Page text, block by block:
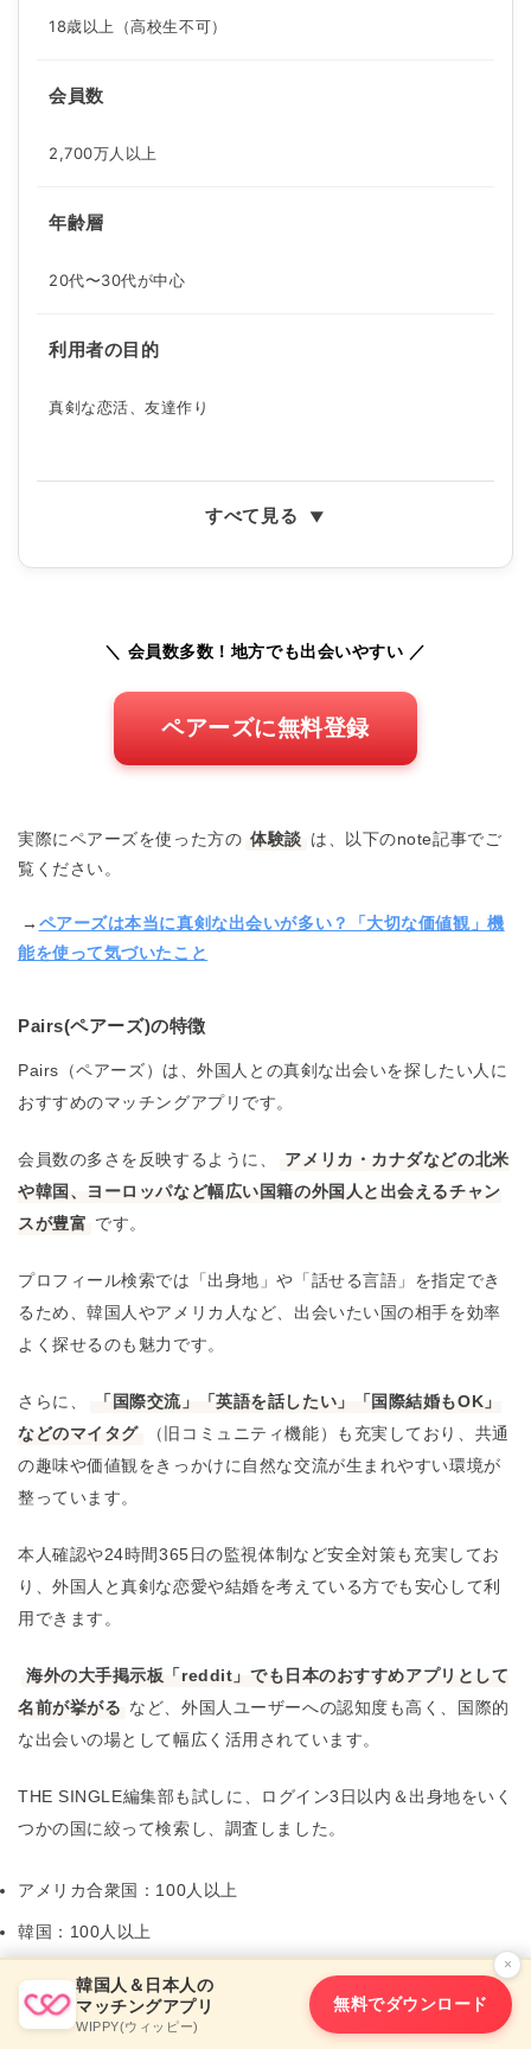
18歳以上（高校生不可）
会員数
2,700万人以上
年齢層
20代〜30代が中心
利用者の目的
真剣な恋活、友達作り
すべて見る
＼ 会員数多数！地方でも出会いやすい ／
ペアーズに無料登録
実際にペアーズを使った方の 体験談 は、以下のnote記事でご
覧ください。
→ ペアーズは本当に真剣な出会いが多い？「大切な価値観」機
能を使って気づいたこと
Pairs(ペアーズ)の特徴
Pairs（ペアーズ）は、外国人との真剣な出会いを探したい人に
おすすめのマッチングアプリです。
会員数の多さを反映するように、
アメリカ・カナダなどの北米
や韓国、ヨーロッパなど幅広い国籍の外国人と出会えるチャン
スが豊富 です。
プロフィール検索では「出身地」や「話せる言語」を指定でき
るため、韓国人やアメリカ人など、出会いたい国の相手を効率
よく探せるのも魅力です。
さらに、
「国際交流」「英語を話したい」「国際結婚もOK」
などのマイタグ
（旧コミュニティ機能）も充実しており、共通
の趣味や価値観をきっかけに自然な交流が生まれやすい環境が
整っています。
本人確認や24時間365日の監視体制など安全対策も充実してお
り、外国人と真剣な恋愛や結婚を考えている方でも安心して利
用できます。
海外の大手掲示板「reddit」でも日本のおすすめアプリとして
名前が挙がる など、外国人ユーザーへの認知度も高く、国際的
な出会いの場として幅広く活用されています。
THE SINGLE編集部も試しに、ログイン3日以内＆出身地をいく
つかの国に絞って検索し、調査しました。
アメリカ合衆国：100人以上
韓国：100人以上
ドイツ：10人以上
イギリス：10人以上
×
韓国人＆日本人の
マッチングアプリ
WIPPY(ウィッピー)
無料でダウンロード